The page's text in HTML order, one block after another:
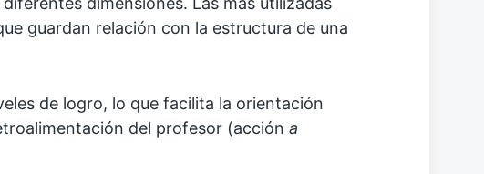
guardan relación con la estructura de una
de logro, lo que facilita la orientación
del profesor (accióna